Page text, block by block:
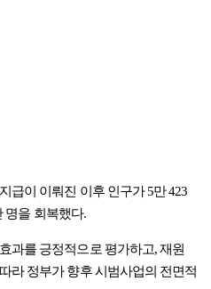
급이 이뤄진 이후 인구가 5만 423
명을 회복했다.
과를 긍정적으로 평가하고, 재원
라 정부가 향후 시범사업의 전면적